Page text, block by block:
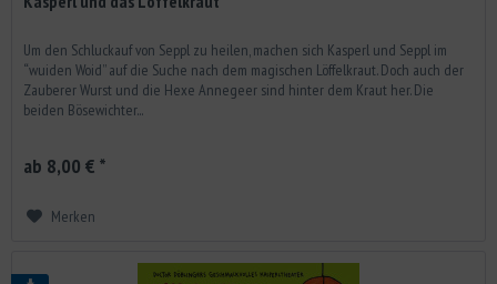
Um den Schluckauf von Seppl zu heilen, machen sich Kasperl und Seppl im
“wuiden Woid” auf die Suche nach dem magischen Löffelkraut. Doch auch der
Zauberer Wurst und die Hexe Annegeer sind hinter dem Kraut her. Die
beiden Bösewichter...
ab 8,00 € *
Merken